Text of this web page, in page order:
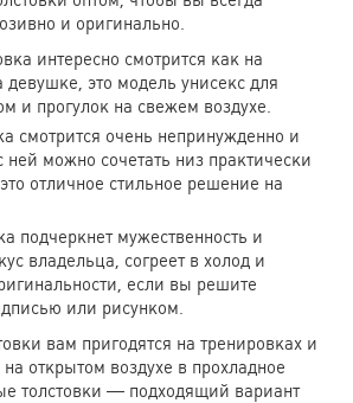
и оригинально.
интересно смотрится как на
девушке, это модель унисекс для
и прогулок на свежем воздухе.
смотрится очень непринужденно и
ней можно сочетать низ практически
отличное стильное решение на
подчеркнет мужественность и
владельца, согреет в холод и
если вы решите
или рисунком.
вам пригодятся на тренировках и
открытом воздухе в прохладное
толстовки — подходящий вариант